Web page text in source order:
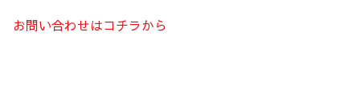
お問い合わせはコチラから